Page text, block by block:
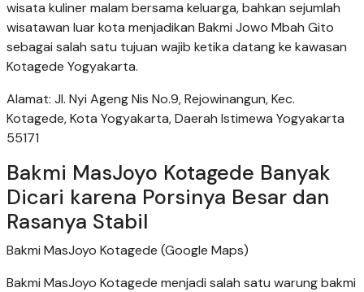
wisata kuliner malam bersama keluarga, bahkan sejumlah
wisatawan luar kota menjadikan Bakmi Jowo Mbah Gito
sebagai salah satu tujuan wajib ketika datang ke kawasan
Kotagede Yogyakarta.
Alamat: Jl. Nyi Ageng Nis No.9, Rejowinangun, Kec.
Kotagede, Kota Yogyakarta, Daerah Istimewa Yogyakarta
55171
Bakmi MasJoyo Kotagede Banyak
Dicari karena Porsinya Besar dan
Rasanya Stabil
Bakmi MasJoyo Kotagede (Google Maps)
Bakmi MasJoyo Kotagede menjadi salah satu warung bakmi